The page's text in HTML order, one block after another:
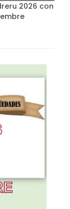
2026 con